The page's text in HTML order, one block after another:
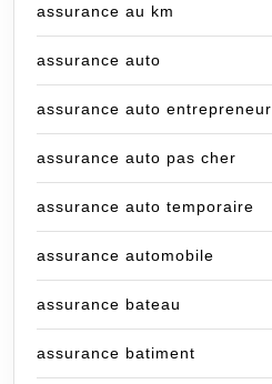
assurance au km
assurance auto
assurance auto entrepreneur
assurance auto pas cher
assurance auto temporaire
assurance automobile
assurance bateau
assurance batiment